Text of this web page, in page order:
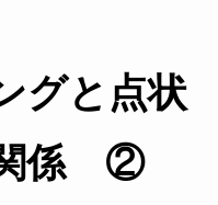
グと点状
関係 ②